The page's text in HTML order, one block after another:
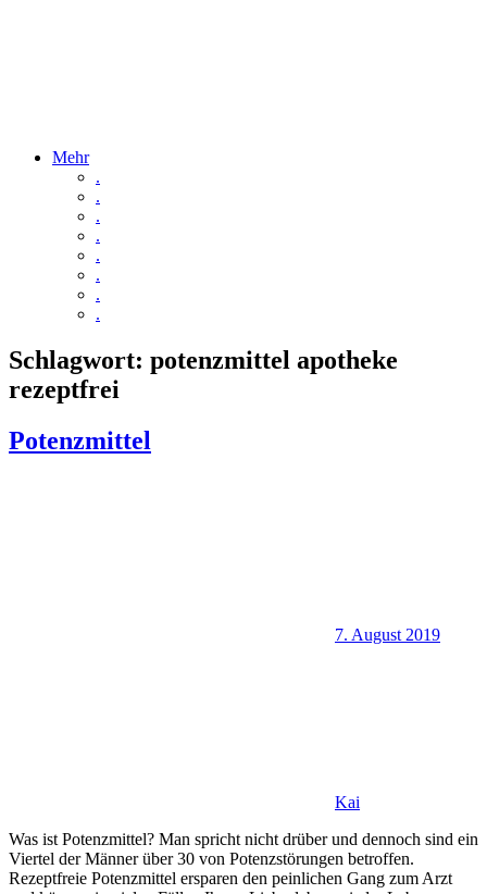
Mehr
.
.
.
.
.
.
.
.
Schlagwort: potenzmittel apotheke
rezeptfrei
Potenzmittel
7. August 2019
Kai
Was ist Potenzmittel? Man spricht nicht drüber und dennoch sind ein
Viertel der Männer über 30 von Potenzstörungen betroffen.
Rezeptfreie Potenzmittel ersparen den peinlichen Gang zum Arzt